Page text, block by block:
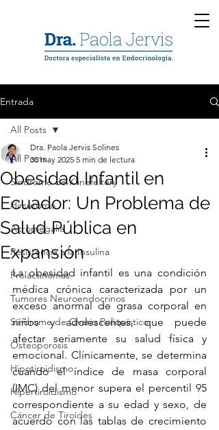
Entrada
All Posts
Síndrome de Klinefeltery
Hirsutismo
Acromegalia
Resistencia a la Insulina
Prolactinomas
Tumores Neuroendocrinos
Síndrome de Ovario Poliquístico
Osteoporosis
Hipotiroidismo
Hipertiroidismo
Cáncer de Tiroides
All Posts
Obesidad Infantil en
Ecuador: Un Problema de
Salud Pública en
Expansión
Dra. Paola Jervis Solines
30 may 2025 5 min de lectura
La obesidad infantil es una condición
médica crónica caracterizada por un
exceso anormal de grasa corporal en
niños y adolescentes, que puede
afectar seriamente su salud física y
emocional. Clínicamente, se determina
cuando el índice de masa corporal
(IMC) del menor supera el percentil 95
correspondiente a su edad y sexo, de
acuerdo con las tablas de crecimiento